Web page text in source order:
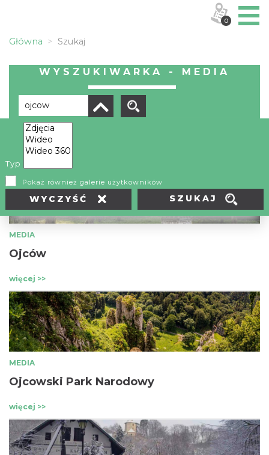
Główna Szukaj
WYSZUKIWARKA - MEDIA
Typ
Pokaż również galerie użytkowników
WYCZYŚĆ SZUKAJ
Liczba elementów:
MEDIA
Ojców
więcej >>
MEDIA
Ojcowski Park Narodowy
więcej >>
0